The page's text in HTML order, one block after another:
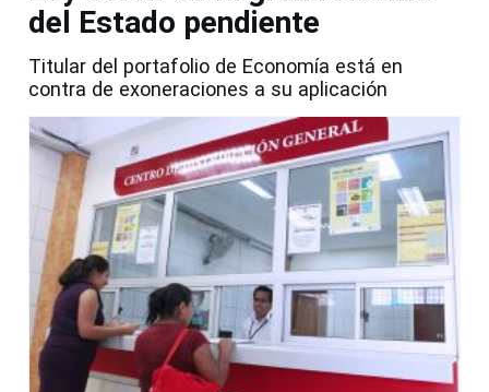
del Estado pendiente
Titular del portafolio de Economía está en
contra de exoneraciones a su aplicación